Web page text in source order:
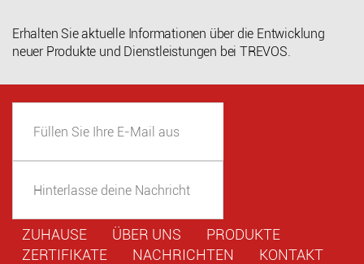
Erhalten Sie aktuelle Informationen über die Entwicklung
neuer Produkte und Dienstleistungen bei TREVOS.
ZUHAUSE ÜBER UNS
PRODUKTE
ZERTIFIKATE
NACHRICHTEN
KONTAKT